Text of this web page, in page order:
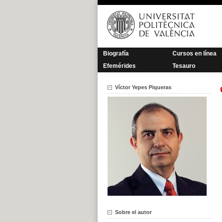
Saltar
contenido
Biografía
Cursos en línea
Efemérides
Tesauro
Víctor Yepes Piqueras
Sobre el autor